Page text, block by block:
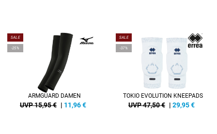
SALE
-25%
ARMGUARD DAMEN
UVP 15,95 € | 11,96€
SALE
-37%
TOKIO EVOLUTION KNEEPADS
UVP 47,50 € | 29,95€